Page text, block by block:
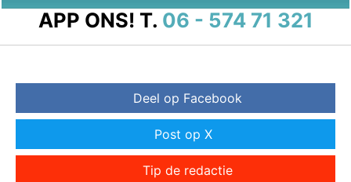
APP ONS! T. 06 - 574 71 321
Deel op Facebook
Post op X
Tip de redactie